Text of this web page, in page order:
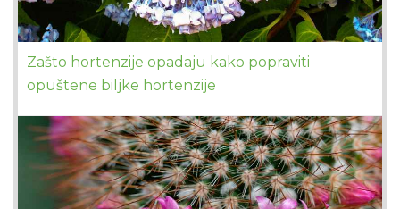
Zašto hortenzije opadaju kako popraviti
opuštene biljke hortenzije